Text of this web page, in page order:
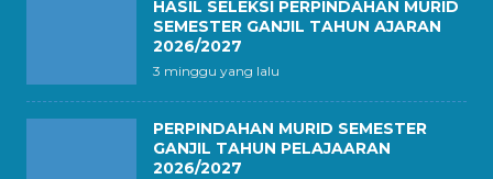
HASIL SELEKSI PERPINDAHAN MURID
SEMESTER GANJIL TAHUN AJARAN
2026/2027
3 minggu yang lalu
PERPINDAHAN MURID SEMESTER
GANJIL TAHUN PELAJAARAN
2026/2027